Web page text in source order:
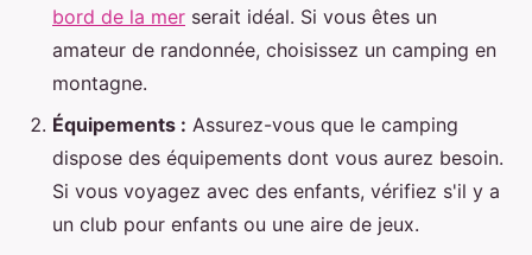
bord de la mer serait idéal. Si vous êtes un
amateur de randonnée, choisissez un camping en
montagne.
Équipements : Assurez-vous que le camping
dispose des équipements dont vous aurez besoin.
Si vous voyagez avec des enfants, vérifiez s'il y a
un club pour enfants ou une aire de jeux.